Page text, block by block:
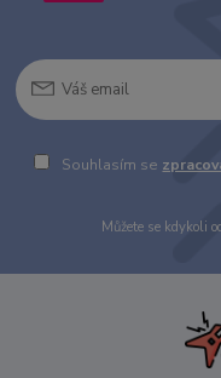
Souhlasím se
Můžete se kdykoli